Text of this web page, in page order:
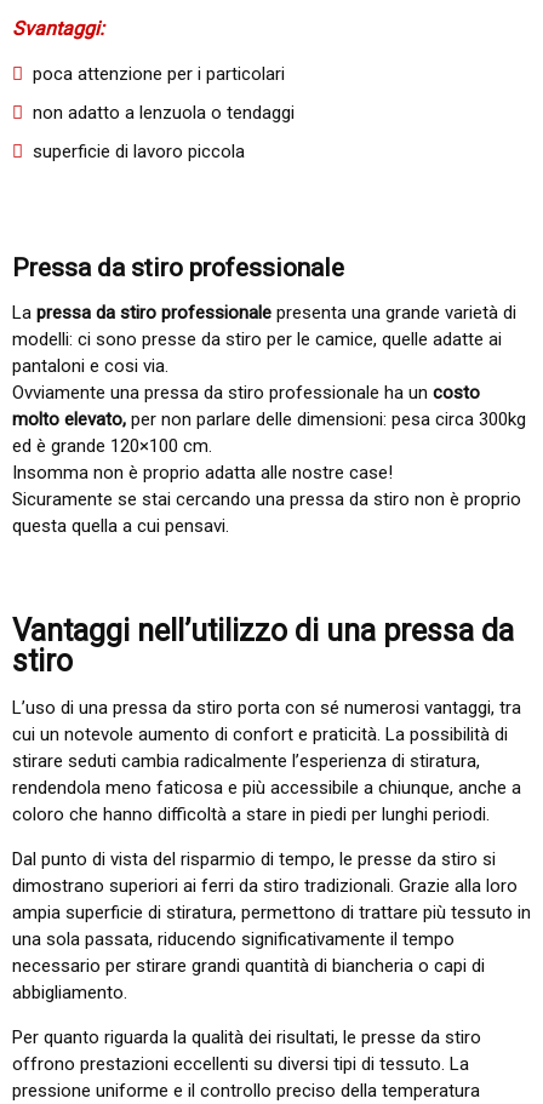
Svantaggi:
poca attenzione per i particolari
non adatto a lenzuola o tendaggi
superficie di lavoro piccola
Pressa da stiro professionale
La pressa da stiro professionale presenta una grande varietà di
modelli: ci sono presse da stiro per le camice, quelle adatte ai
pantaloni e cosi via.
Ovviamente una pressa da stiro professionale ha un costo
molto elevato, per non parlare delle dimensioni: pesa circa 300kg
ed è grande 120×100 cm.
Insomma non è proprio adatta alle nostre case!
Sicuramente se stai cercando una pressa da stiro non è proprio
questa quella a cui pensavi.
Vantaggi nell’utilizzo di una pressa da
stiro
L’uso di una pressa da stiro porta con sé numerosi vantaggi, tra
cui un notevole aumento di confort e praticità. La possibilità di
stirare seduti cambia radicalmente l’esperienza di stiratura,
rendendola meno faticosa e più accessibile a chiunque, anche a
coloro che hanno difficoltà a stare in piedi per lunghi periodi.
Dal punto di vista del risparmio di tempo, le presse da stiro si
dimostrano superiori ai ferri da stiro tradizionali. Grazie alla loro
ampia superficie di stiratura, permettono di trattare più tessuto in
una sola passata, riducendo significativamente il tempo
necessario per stirare grandi quantità di biancheria o capi di
abbigliament​​o.
Per quanto riguarda la qualità dei risultati, le presse da stiro
offrono prestazioni eccellenti su diversi tipi di tessuto. La
pressione uniforme e il controllo preciso della temperatura